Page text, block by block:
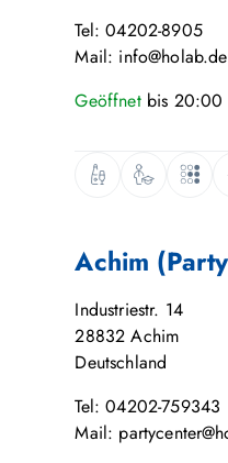
Tel: 04202-8905
Mail: info@holab.de
Geöffnet bis 20:00
Achim
Industriestr. 14
28832 Achim
Deutschland
Tel: 04202-759343
Mail: